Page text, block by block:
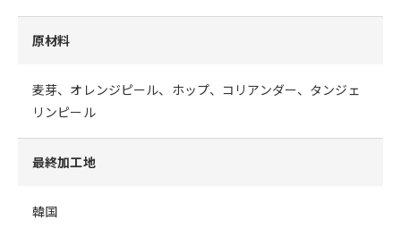
原材料
麦芽、オレンジピール、ホップ、コリアンダー、タンジェ
リンピール
最終加工地
韓国